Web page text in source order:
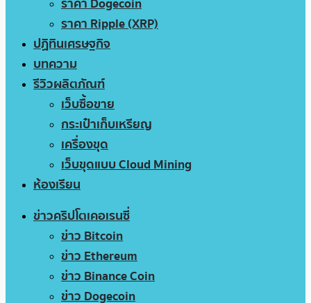
ราคา Ripple (XRP)
ปฏิทินเศรษฐกิจ
บทความ
รีวิวผลิตภัณฑ์
เว็บซื้อขาย
กระเป๋าเก็บเหรียญ
เครื่องขุด
เว็บขุดแบบ Cloud Mining
ห้องเรียน
ข่าวคริปโตเคอเรนซี่
ข่าว Bitcoin
ข่าว Ethereum
ข่าว Binance Coin
ข่าว Dogecoin